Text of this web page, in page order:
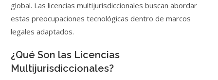
global. Las licencias multijurisdiccionales buscan abordar
estas preocupaciones tecnológicas dentro de marcos
legales adaptados.
¿Qué Son las Licencias
Multijurisdiccionales?